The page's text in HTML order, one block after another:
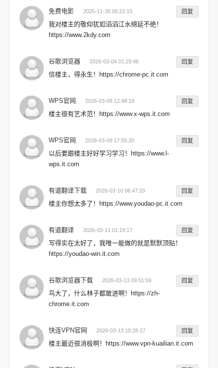
免费电影 2025-11-30 06:22:15 回复
我对楼主的敬仰犹如滔滔江水绵延不绝！
https://www.2kdy.com
谷歌浏览器 2026-03-04 01:29:46 回复
信楼主，得永生！https://chrome-pc.it.com
WPS官网 2026-03-08 12:48:19 回复
楼主很有艺术范！https://www.x-wps.it.com
WPS官网 2026-03-09 17:55:20 回复
以后要跟楼主好好学习学习！https://www.l-
wps.it.com
有道翻译下载 2026-03-10 06:47:20 回复
楼主你想太多了！https://www.youdao-pc.it.com
有道翻译 2026-03-11 01:19:17 回复
写得实在太好了，我唯一能做的就是默默顶贴！
https://youdao-win.it.com
谷歌浏览器下载 2026-03-13 09:51:59 回复
鸟大了，什么林子都敢进啊！https://zh-
chrome.it.com
快连VPN官网 2026-03-13 10:26:17 回复
楼主最近很消极啊！https://www.vpn-kuailian.it.com